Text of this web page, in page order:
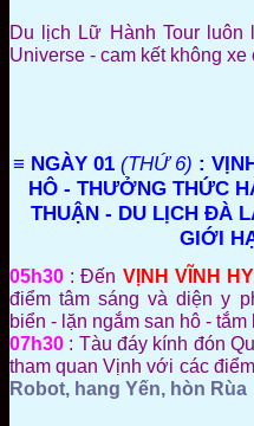
Du lịch Lữ Hành Tour luôn
Universe - cam kết không
≡ NGÀY 01 (THỨ 6) :
HÔ - THƯỞNG THỨC
THUẬN - DU LỊCH ĐÀ
GIỚI
05h30 : Đến VỊNH VĨNH HY
điểm tâm sáng và diện y
biển - lặn ngắm san hô -
07h30 : Tàu đáy kính đón
tham quan Vịnh với các
Robot, hang Yến, hòn Rùa